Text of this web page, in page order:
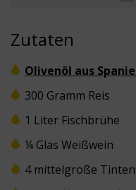
Zutaten
Olivenöl aus
300 Gramm Reis
1 Liter Fischbrühe
¼ Glas Weißwein
4 mittelgroße